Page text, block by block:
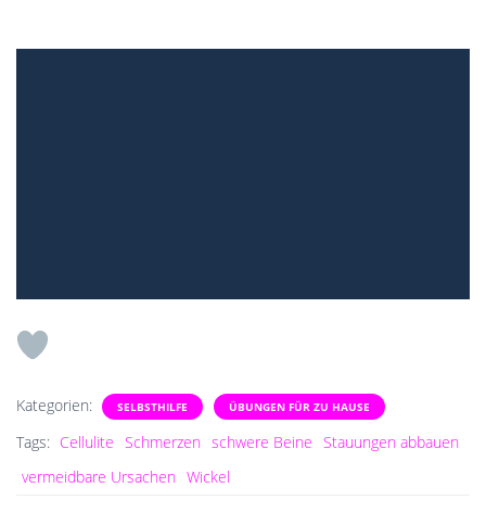
Kategorien: SELBSTHILFE ÜBUNGEN FÜR ZU HAUSE
Tags: Cellulite Schmerzen schwere Beine Stauungen abbauen
vermeidbare Ursachen Wickel